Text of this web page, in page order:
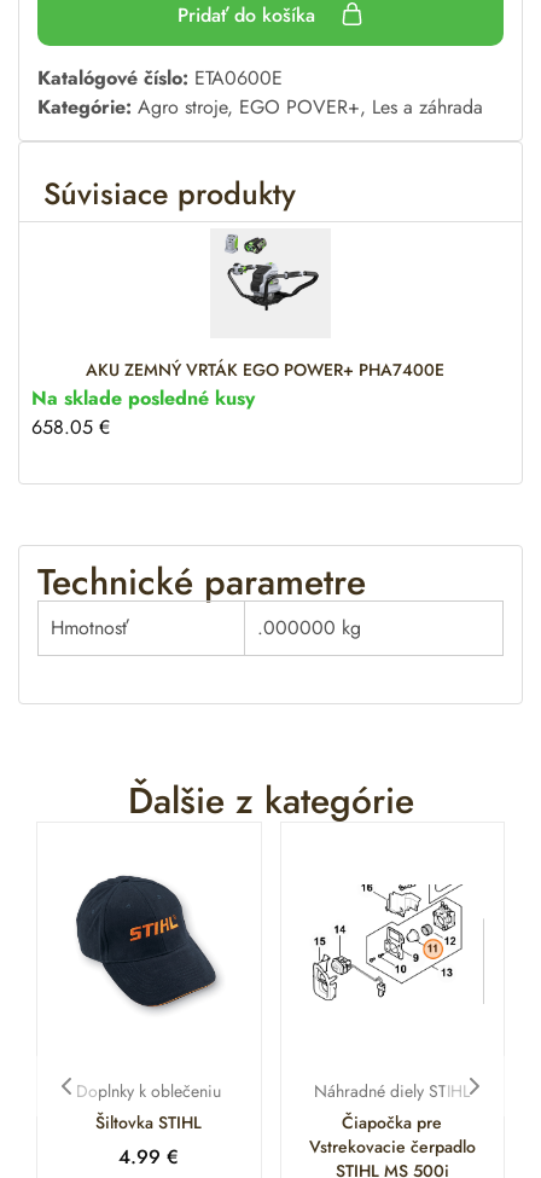
Pridať do košíka
A
l
t
n
:
Katalógové číslo: ETA0600E
Kategórie: Agro stroje, EGO POVER+, Les a záhrada
Súvisiace produkty
AKU ZEMNÝ VRTÁK EGO POWER+ PHA7400E
Na sklade posledné kusy
658.05 €
Technické parametre
Hmotnosť .000000 kg
Ďalšie z kategórie
Doplnky k oblečeniu
Šiltovka STIHL
4.99€
Náhradné diely STIHL
Čiapočka pre
Vstrekovacie čerpadlo
STIHL MS 500i